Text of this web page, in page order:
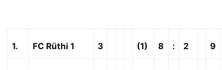
1. FC Rüthi 1 3 (1) 8 : 2 9